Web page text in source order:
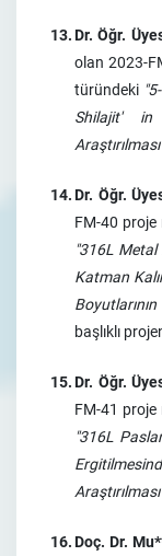
13.Dr. Öğr.
olan 2023-
türündeki
Shilajit' in
14.Dr. Öğr.
FM-40 proje
"316L Metal
Katman
başlıklı
15.Dr. Öğr.
FM-41 proje
"316L
16.Doç. Dr.